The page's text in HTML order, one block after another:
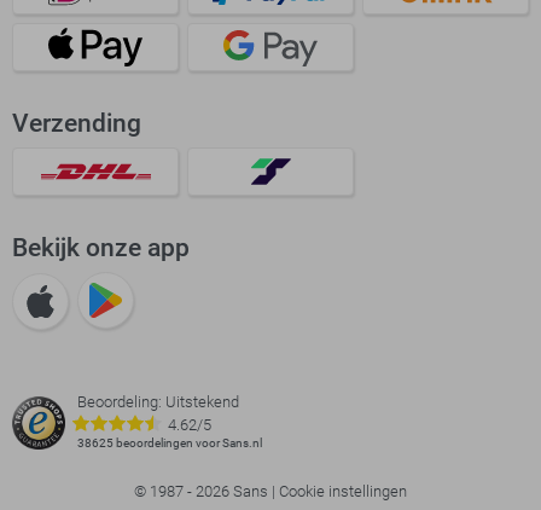
Verzending
Bekijk onze app
Beoordeling: Uitstekend
4.62/5
38625 beoordelingen voor Sans.nl
© 1987 - 2026 Sans | Cookie instellingen